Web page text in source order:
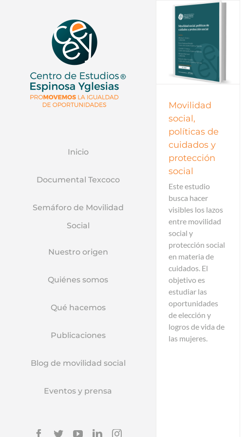
Inicio
Documental Texcoco
Semáforo de Movilidad
Social
Nuestro origen
Quiénes somos
Qué hacemos
Publicaciones
Blog de movilidad social
Eventos y prensa
Facebook
TwitterYouTubeLinkedinInstagram
Documentos de trabajo
Documentos de trabajo
Movilidad
social,
políticas de
cuidados y
protección
social
Este estudio
busca hacer
visibles los lazos
entre movilidad
social y
protección social
en materia de
cuidados. El
objetivo es
estudiar las
oportunidades
de elección y
logros de vida de
las mujeres.
Documentos de trabajo
Documentos de trabajo